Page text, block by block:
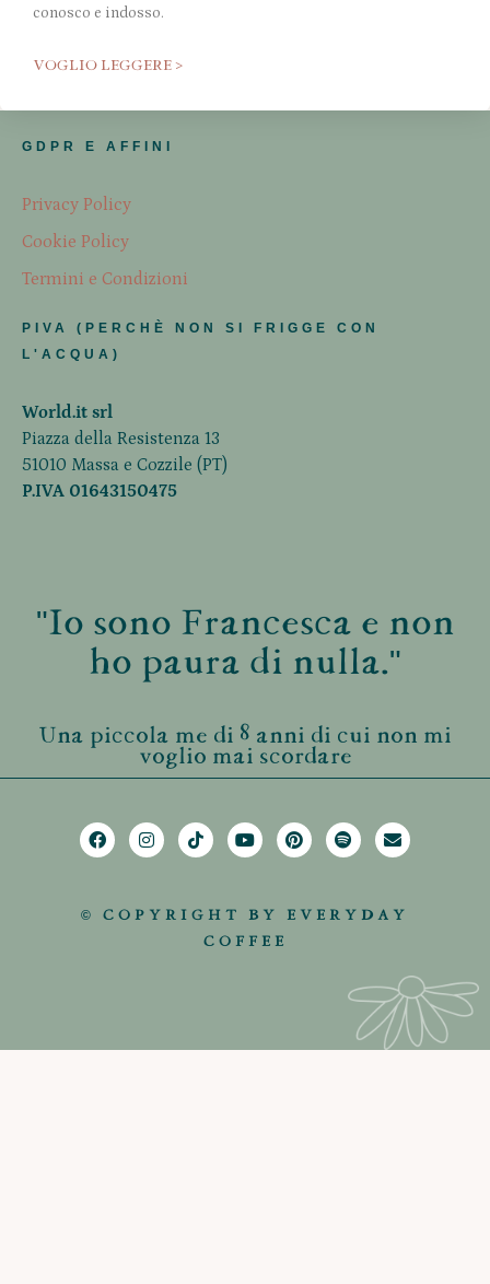
conosco e indosso.
VOGLIO LEGGERE >
GDPR E AFFINI
Privacy Policy
Cookie Policy
Termini e Condizioni
PIVA (PERCHÈ NON SI FRIGGE CON
L'ACQUA)
World.it srl
Piazza della Resistenza 13
51010 Massa e Cozzile (PT)
P.IVA 01643150475
"Io sono Francesca e non
ho paura di nulla."
Una piccola me di 8 anni di cui non mi
voglio mai scordare
© COPYRIGHT BY EVERYDAY
COFFEE